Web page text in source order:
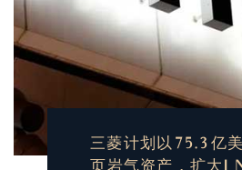
三菱计划以75.3亿